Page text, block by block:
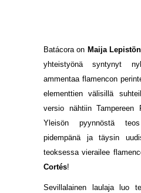
Batácora on Maija Lepistön
yhteistyönä syntynyt
ammentaa flamencon
elementtien välisillä
versio nähtiin Tampereen
Yleisön pyynnöstä
pidempänä ja täysin
teoksessa vierailee
Cortés!
Sevillalainen laulaja luo